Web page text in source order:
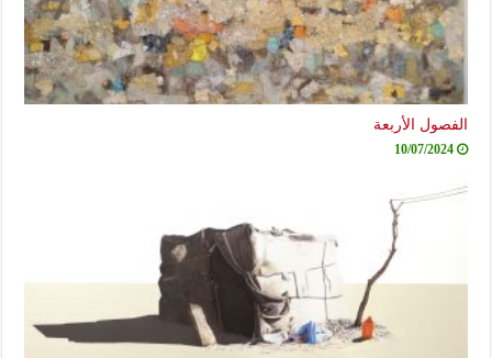
الفصول الأربعة
10/07/2024